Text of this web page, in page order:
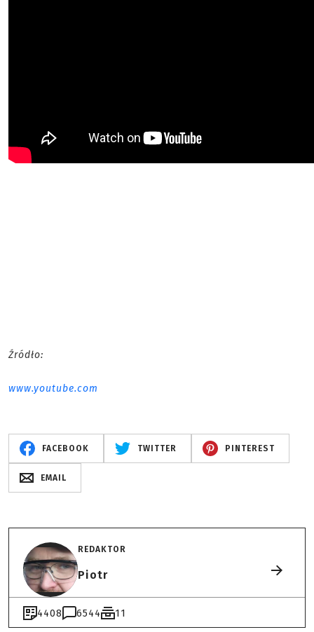
Źródło:
www.youtube.com
FACEBOOK TWITTER PINTEREST
EMAIL
REDAKTOR
Piotr
4408 6544 11